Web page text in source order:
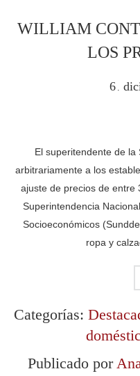
WILLIAM
LOS
6 .
El superitendente de la
arbitrariamente a los
ajuste de precios de entre
Superintendencia
Socioeconómicos
ropa y
Categorías:
Publicado por